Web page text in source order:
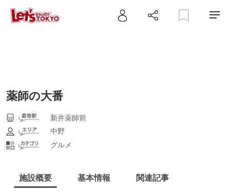
薬師の大番
新井薬師前
中野
グルメ
施設概要 基本情報 関連記事